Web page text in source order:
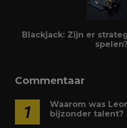
Blackjack: Zijn er
Commentaar
1
Waarom was
bijzonder talent?